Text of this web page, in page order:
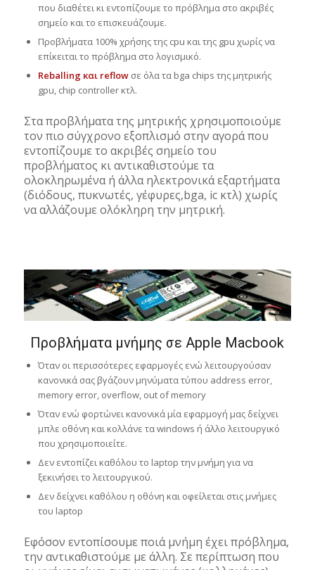
που διαθέτει κι εντοπίζουμε το πρόβλημα στο ακριβές
σημείο και το επισκευάζουμε.
Προβλήματα 100% χρήσης της cpu και της gpu χωρίς να
επίκειται το πρόβλημα στο λογισμικό.
Reballing και reflowσε όλα τα bga chips της μητρικής
gpu, chip controller κτλ.
Στα προβλήματα της μητρικής χρησιμοποιούμε
τον πιο σύγχρονο εξοπλισμό στην αγορά που
εντοπίζουμε το ακριβές σημείο του
προβλήματος κι αντικαθιστούμε τα
ολοκληρωμένα ή άλλα ηλεκτρονικά εξαρτήματα
(διόδους, πυκνωτές, γέφυρες,bga, ic κτλ) χωρίς
να αλλάζουμε ολόκληρη την μητρική.
Προβλήματα μνήμης σε Apple Macbook
Όταν οι περισσότερες εφαρμογές ενώ λειτουργούσαν
κανονικά σας βγάζουν μηνύματα τύπου address error,
memory error, overflow, out of memory
Όταν ενώ φορτώνει κανονικά μία εφαρμογή μας δείχνει
μπλε οθόνη και κολλάνε τα windows ή άλλο λειτουργικό
που χρησιμοποιείτε.
Δεν εντοπίζει καθόλου το laptop την μνήμη για να
ξεκινήσει το λειτουργικού.
Δεν δείχνει καθόλου η οθόνη και οφείλεται στις μνήμες
του laptop
Εφόσον εντοπίσουμε ποιά μνήμη έχει πρόβλημα,
την αντικαθιστούμε με άλλη. Σε περίπτωση που